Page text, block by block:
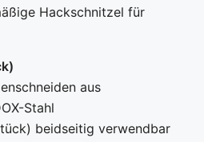
Hackschnitzel für
aus
Stahl
beidseitig verwendbar